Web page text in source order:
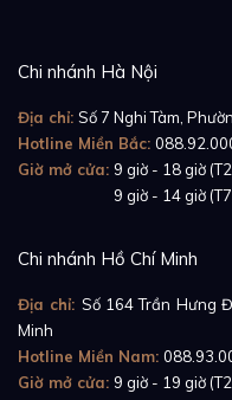
Chi nhánh Hà Nội
Địa chỉ: Số 7 Nghi Tàm,
Hotline Miền Bắc:
Giờ mở cửa: 9 giờ - 18 giờ
9 giờ - 14 giờ
Chi nhánh Hồ Chí Minh
Địa chỉ: Số 164 Trần Hưng
Minh
Hotline Miền Nam:
Giờ mở cửa: 9 giờ - 19 giờ